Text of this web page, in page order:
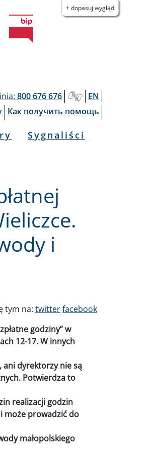
+ dopasuj wygląd
800 676 676
EN
Как получить помощь
Sygnaliści
i
tym na: twitterfacebook
godziny” w
12-17. W innych
ani dyrektorzy nie są
Potwierdza to
realizacji godzin
może prowadzić do
małopolskiego